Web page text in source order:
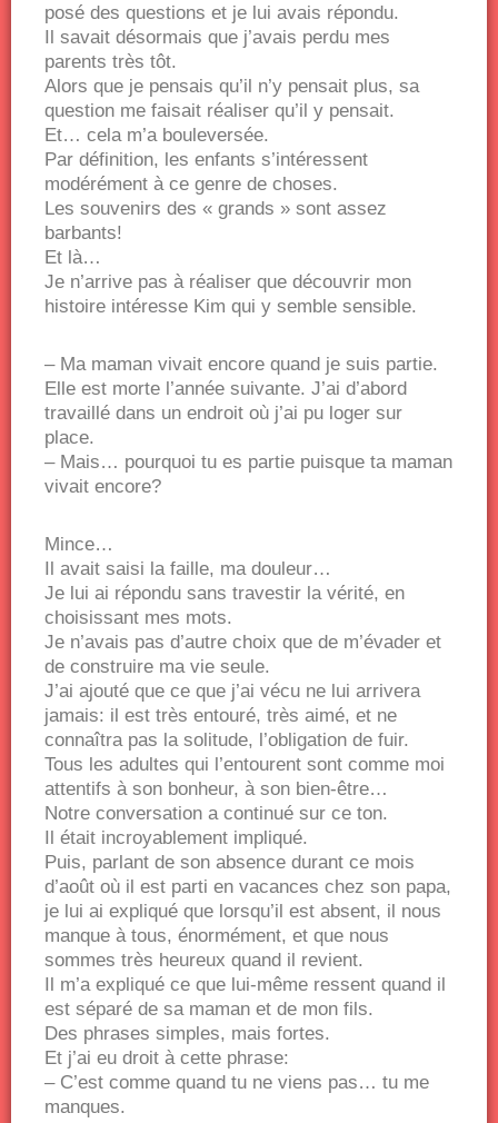
posé des questions et je lui avais répondu.
Il savait désormais que j’avais perdu mes
parents très tôt.
Alors que je pensais qu’il n’y pensait plus, sa
question me faisait réaliser qu’il y pensait.
Et… cela m’a bouleversée.
Par définition, les enfants s’intéressent
modérément à ce genre de choses.
Les souvenirs des « grands » sont assez
barbants!
Et là…
Je n’arrive pas à réaliser que découvrir mon
histoire intéresse Kim qui y semble sensible.
– Ma maman vivait encore quand je suis partie.
Elle est morte l’année suivante. J’ai d’abord
travaillé dans un endroit où j’ai pu loger sur
place.
– Mais… pourquoi tu es partie puisque ta maman
vivait encore?
Mince…
Il avait saisi la faille, ma douleur…
Je lui ai répondu sans travestir la vérité, en
choisissant mes mots.
Je n’avais pas d’autre choix que de m’évader et
de construire ma vie seule.
J’ai ajouté que ce que j’ai vécu ne lui arrivera
jamais: il est très entouré, très aimé, et ne
connaîtra pas la solitude, l’obligation de fuir.
Tous les adultes qui l’entourent sont comme moi
attentifs à son bonheur, à son bien-être…
Notre conversation a continué sur ce ton.
Il était incroyablement impliqué.
Puis, parlant de son absence durant ce mois
d’août où il est parti en vacances chez son papa,
je lui ai expliqué que lorsqu’il est absent, il nous
manque à tous, énormément, et que nous
sommes très heureux quand il revient.
Il m’a expliqué ce que lui-même ressent quand il
est séparé de sa maman et de mon fils.
Des phrases simples, mais fortes.
Et j’ai eu droit à cette phrase:
– C’est comme quand tu ne viens pas… tu me
manques.